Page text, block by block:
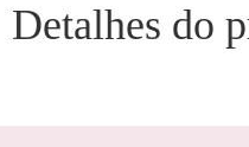
Detalhes do